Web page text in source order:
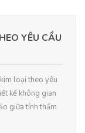
YÊU CẦU
loại theo yêu
kế không gian
giữa tính thẩm